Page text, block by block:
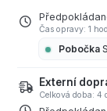
Čas opravy: 1
Pobočka
Externí
Celková doba: 4